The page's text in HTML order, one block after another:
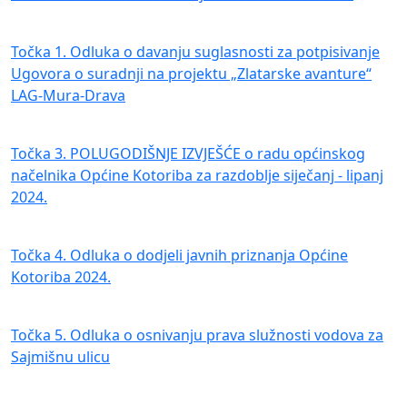
Točka 1. Odluka o davanju suglasnosti za potpisivanje
Ugovora o suradnji na projektu „Zlatarske avanture“
LAG-Mura-Drava
Točka 3. POLUGODIŠNJE IZVJEŠĆE o radu općinskog
načelnika Općine Kotoriba za razdoblje siječanj - lipanj
2024.
Točka 4. Odluka o dodjeli javnih priznanja Općine
Kotoriba 2024.
Točka 5. Odluka o osnivanju prava služnosti vodova za
Sajmišnu ulicu